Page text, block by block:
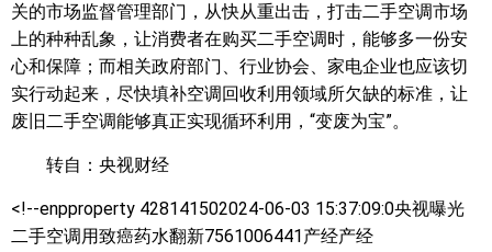
关的市场监督管理部门，从快从重出击，打击二手空调市场
上的种种乱象，让消费者在购买二手空调时，能够多一份安
心和保障；而相关政府部门、行业协会、家电企业也应该切
实行动起来，尽快填补空调回收利用领域所欠缺的标准，让
废旧二手空调能够真正实现循环利用，“变废为宝”。
转自：央视财经
<!--enpproperty 428141502024-06-03 15:37:09:0央视曝光
二手空调用致癌药水翻新7561006441产经产经